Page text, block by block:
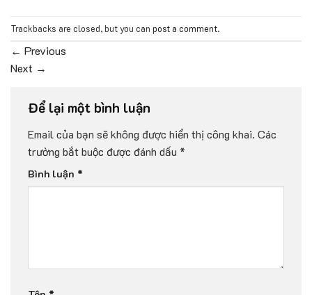
Trackbacks are closed, but you can post a comment.
← Previous
Next →
Để lại một bình luận
Email của bạn sẽ không được hiển thị công khai. Các
trường bắt buộc được đánh dấu *
Bình luận *